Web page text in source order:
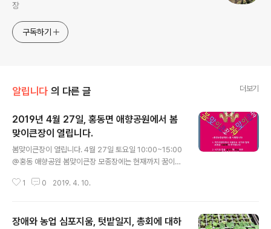
장
구독하기
알립니다 의 다른 글 더보기
2019년 4월 27일, 홍동면 애향공원에서 봄
맞이큰장이 열립니다.
봄맞이큰장이 열립니다. 4월 27일 토요일 10:00~15:00
@홍동 애향공원 봄맞이큰장 모종장에는 현재까지 꿈이자
경, 씨앗도서관, 이을숙, 백동마을, 금창영, 행복농장이 참
을 수 있어요~ * 모종장 이용 팁: 집에서 종이박스나 삽목
1 0 2019. 4. 10.
장애와 농업 심포지움, 텃밭일지, 총회에 대하